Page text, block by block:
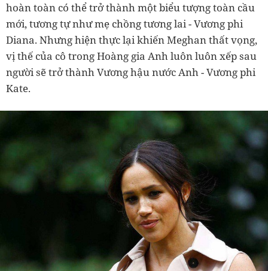
hoàn toàn có thể trở thành một biểu tượng toàn cầu
mới, tương tự như mẹ chồng tương lai - Vương phi
Diana. Nhưng hiện thực lại khiến Meghan thất vọng,
vị thế của cô trong Hoàng gia Anh luôn luôn xếp sau
người sẽ trở thành Vương hậu nước Anh - Vương phi
Kate.